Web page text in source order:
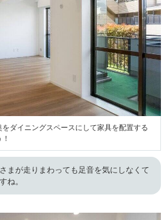
ダイニングスペースにして家具を配置する
まが走りまわっても足音を気にしなくて
ね。